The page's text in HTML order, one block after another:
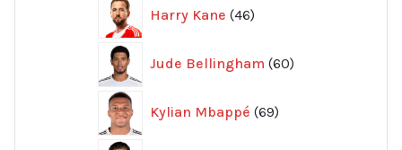
Harry Kane 46
produkter
Jude Bellingham 60
produkter
Kylian Mbappé 69
produkter